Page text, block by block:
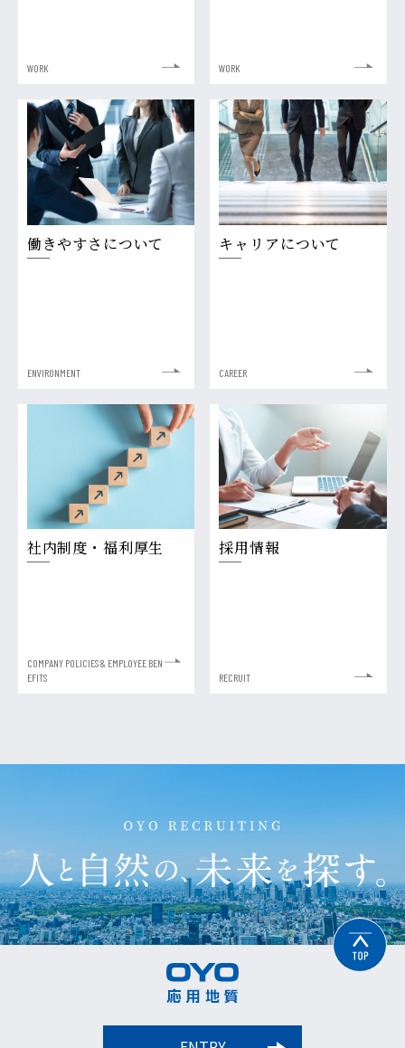
WORK WORK
働きやすさについて
ENVIRONMENT
キャリアについて
CAREER
社内制度・福利厚生
COMPANY POLICIES & EMPLOYEE BEN
EFITS
採用情報
RECRUIT